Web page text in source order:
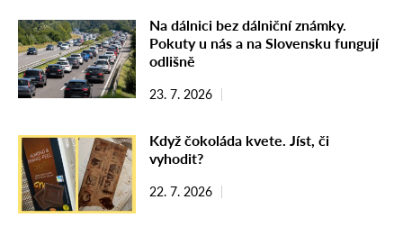
Na dálnici bez dálniční známky.
Pokuty u nás a na Slovensku fungují
odlišně
23. 7. 2026
Když čokoláda kvete. Jíst, či
vyhodit?
22. 7. 2026